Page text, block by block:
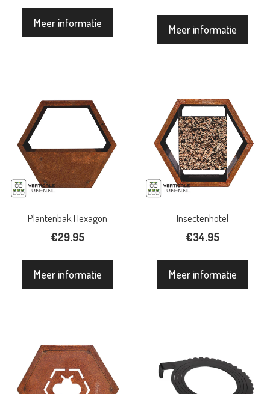
Meer informatie
Meer informatie
Plantenbak Hexagon
€29.95
Meer informatie
Insectenhotel
€34.95
Meer informatie